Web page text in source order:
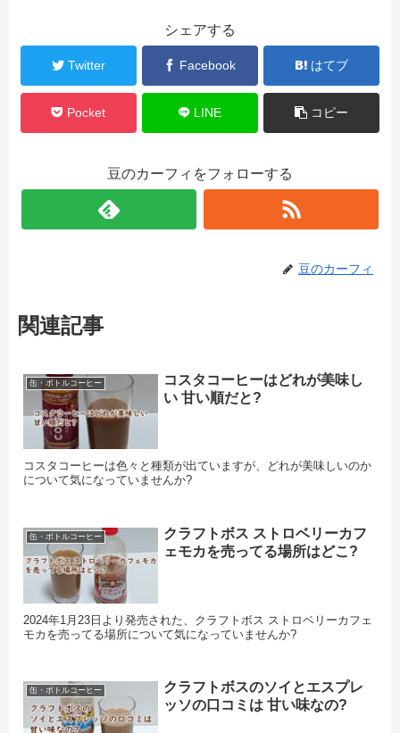
シェアする
Twitter Facebook はてブ
Pocket LINE コピー
豆のカーフィをフォローする
豆のカーフィ
関連記事
缶・ボトルコーヒー
コスタコーヒーはどれが美味し
い 甘い順だと?
コスタコーヒーは色々と種類が出ていますが、どれが美味しいのか
について気になっていませんか?
缶・ボトルコーヒー
クラフトボス ストロベリーカフ
ェモカを売ってる場所はどこ?
2024年1月23日より発売された、クラフトボス ストロベリーカフェ
モカを売ってる場所について気になっていませんか?
缶・ボトルコーヒー
クラフトボスのソイとエスプレ
ッソの口コミは 甘い味なの?